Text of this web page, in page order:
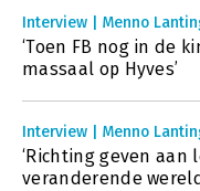
Interview | Menno
‘Toen FB nog in de
massaal op Hyves’
Interview | Menno
‘Richting geven aan
veranderende